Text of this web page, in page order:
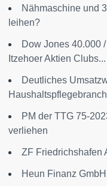
Nähmaschine und
leihen?
Dow Jones 40.000
Itzehoer Aktien Clubs...
Deutliches
PM der TTG 75-
verliehen
ZF Friedrichshafen
Heun Finanz GmbH